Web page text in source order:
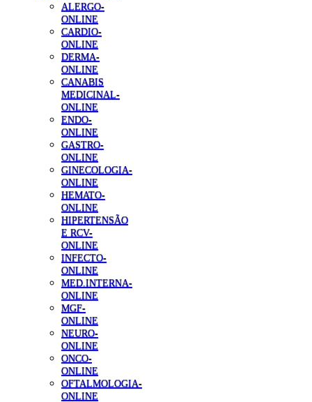
ALERGO-
ONLINE
CARDIO-
ONLINE
DERMA-
ONLINE
CANABIS
MEDICINAL-
ONLINE
ENDO-
ONLINE
GASTRO-
ONLINE
GINECOLOGIA-
ONLINE
HEMATO-
ONLINE
HIPERTENSÃO
E RCV-
ONLINE
INFECTO-
ONLINE
MED.INTERNA-
ONLINE
MGF-
ONLINE
NEURO-
ONLINE
ONCO-
ONLINE
OFTALMOLOGIA-
ONLINE